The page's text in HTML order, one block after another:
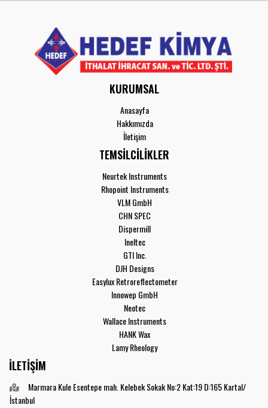
KURUMSAL
Anasayfa
Hakkımızda
İletişim
TEMSİLCİLİKLER
Neurtek Instruments
Rhopoint Instruments
VLM GmbH
CHN SPEC
Dispermill
Ineltec
GTI Inc.
DJH Designs
Easylux Retroreflectometer
Innowep GmbH
Neotec
Wallace Instruments
HANK Wax
Lamy Rheology
İLETİŞİM
Marmara Kule Esentepe mah. Kelebek Sokak No:2 Kat:19 D:165 Kartal/
İstanbul